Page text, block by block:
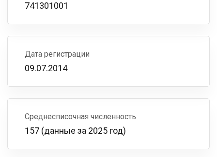
741301001
Дата регистрации
09.07.2014
Среднесписочная численность
157 (данные за 2025 год)